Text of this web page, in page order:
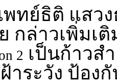
ทย์ธิติ แสว
กล่าวเพิ่มเ
2 เป็นก้าวส
าระวัง ป้อง